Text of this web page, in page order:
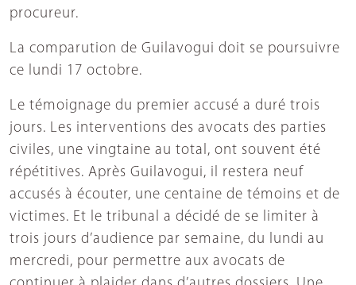
procureur.
La comparution de Guilavogui doit se poursuivre
ce lundi 17 octobre.
Le témoignage du premier accusé a duré trois
jours. Les interventions des avocats des parties
civiles, une vingtaine au total, ont souvent été
répétitives. Après Guilavogui, il restera neuf
accusés à écouter, une centaine de témoins et de
victimes. Et le tribunal a décidé de se limiter à
trois jours d’audience par semaine, du lundi au
mercredi, pour permettre aux avocats de